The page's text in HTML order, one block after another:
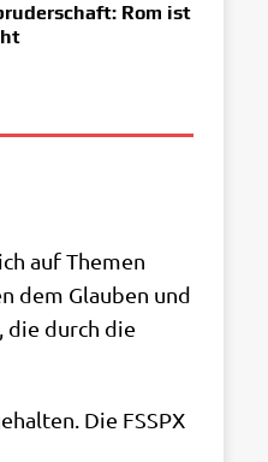
Rom ist
auf The­men
dem Glau­ben und
die durch die
Die FSSPX